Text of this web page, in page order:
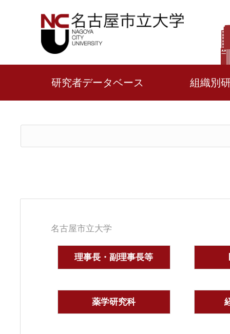
研究者データベース 組織別
名古屋市立大学
理事長・副理事長等
薬学研究科